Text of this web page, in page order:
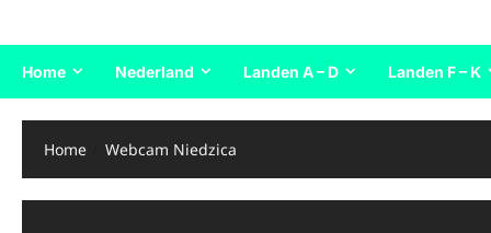
Home Nederland Landen A – D Landen F – K
Home Webcam Niedzica